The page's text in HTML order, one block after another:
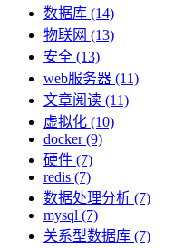
数据库 (14)
物联网 (13)
安全 (13)
web服务器 (11)
文章阅读 (11)
虚拟化 (10)
docker (9)
硬件 (7)
redis (7)
数据处理分析 (7)
mysql (7)
关系型数据库 (7)